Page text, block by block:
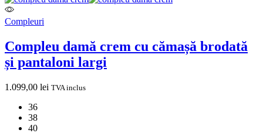
Compleuri
Compleu damă crem cu cămașă brodată
și pantaloni largi
1.099,00 lei TVA inclus
36
38
40